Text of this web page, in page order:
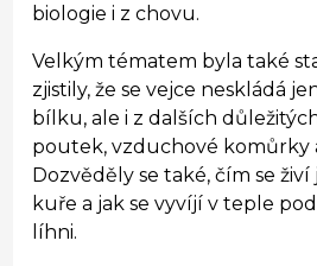
biologie i z chovu.
Velkým tématem byla také
zjistily, že se vejce neskládá
bílku, ale i z dalších
poutek, vzduchové komůrky
Dozvěděly se také, čím se
kuře a jak se vyvíjí v teple
líhni.